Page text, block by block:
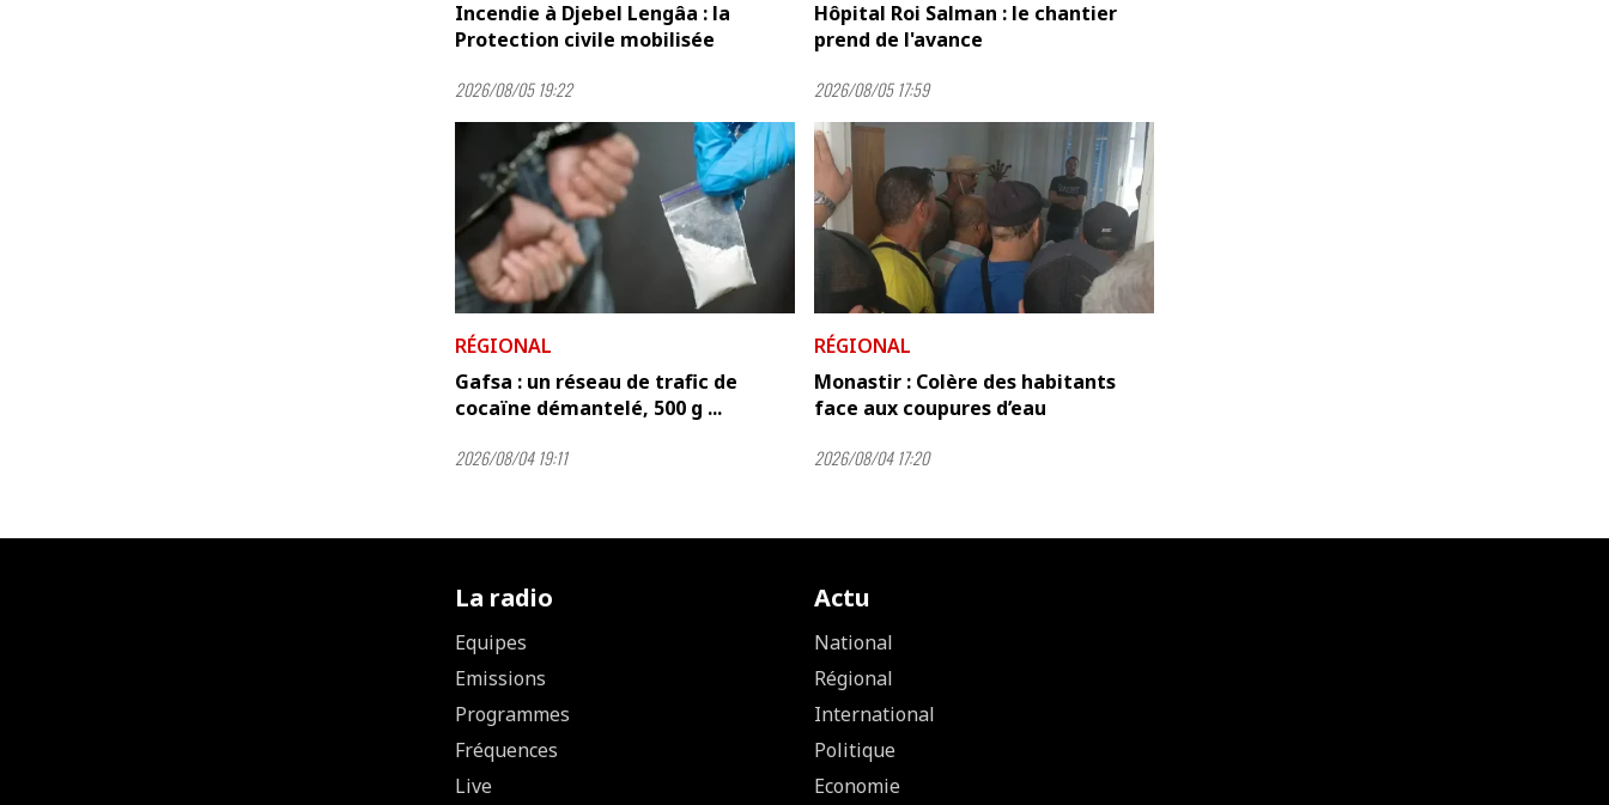
Incendie à Djebel Lengâa : la
Protection civile mobilisée
2026/08/05 19:22
Hôpital Roi Salman : le chantier
prend de l'avance
2026/08/05 17:59
RÉGIONAL
Gafsa : un réseau de trafic de
cocaïne démantelé, 500 g ...
2026/08/04 19:11
RÉGIONAL
Monastir : Colère des habitants
face aux coupures d’eau
2026/08/04 17:20
La radio
Equipes
Emissions
Programmes
Fréquences
Live
Actu
National
Régional
International
Politique
Economie